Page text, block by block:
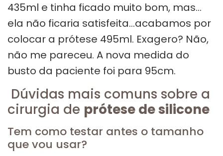
435ml e tinha ficado muito bom, mas…
ela não ficaria satisfeita…acabamos por
colocar a prótese 495ml. Exagero? Não,
não me pareceu. A nova medida do
busto da paciente foi para 95cm.
Dúvidas mais comuns sobre a
cirurgia de prótese de silicone
Tem como testar antes o tamanho
que vou usar?